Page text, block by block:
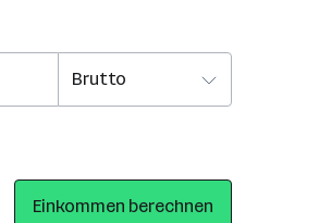
Einkommen berechnen